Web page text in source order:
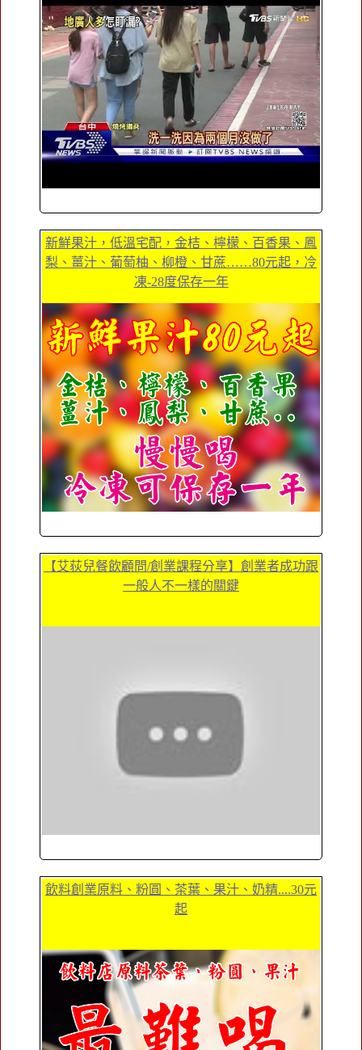
新鮮果汁，低溫宅配，金桔、檸檬、百香果、鳳
梨、薑汁、葡萄柚、柳橙、甘蔗……80元起，冷
凍-28度保存一年
【艾荻兒餐飲顧問/創業課程分享】創業者成功跟
一般人不一樣的關鍵
飲料創業原料、粉圓、茶葉、果汁、奶精....30元
起